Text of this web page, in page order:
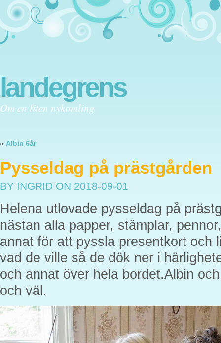
landegrens
Om en liten nykomling
« Albin 6år
Pysseldag på prästgården
BY INGRID ON 2018-09-01
Helena utlovade pysseldag på
nästan alla papper, stämplar,
annat för att pyssla presentkort och
vad de ville så de dök ner i
och annat över hela bordet.Albin
och väl.